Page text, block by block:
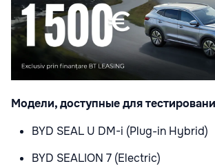
Модели, доступные для
BYD SEAL U DM-i (Plug-in Hybrid)
BYD SEALION 7 (Electric)